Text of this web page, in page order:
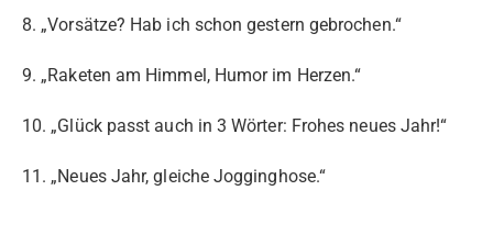
8. „Vorsätze? Hab ich schon gestern gebrochen.“
9. „Raketen am Himmel, Humor im Herzen.“
10. „Glück passt auch in 3 Wörter: Frohes neues Jahr!“
11. „Neues Jahr, gleiche Jogginghose.“